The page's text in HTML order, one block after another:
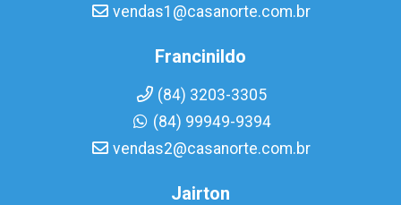
vendas1@casanorte.com.br
Francinildo
(84) 3203-3305
(84) 99949-9394
vendas2@casanorte.com.br
Jairton